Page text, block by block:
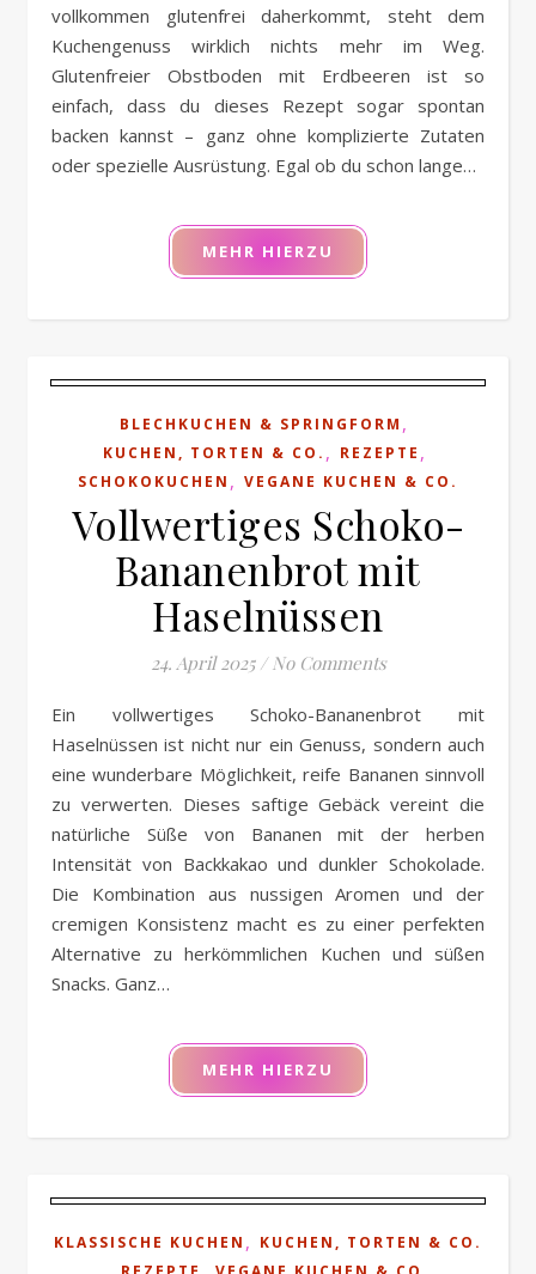
vollkommen glutenfrei daherkommt, steht dem
Kuchengenuss wirklich nichts mehr im Weg.
Glutenfreier Obstboden mit Erdbeeren ist so
einfach, dass du dieses Rezept sogar spontan
backen kannst – ganz ohne komplizierte Zutaten
oder spezielle Ausrüstung. Egal ob du schon lange…
MEHR HIERZU
BLECHKUCHEN & SPRINGFORM ,
KUCHEN, TORTEN & CO. , REZEPTE ,
SCHOKOKUCHEN , VEGANE KUCHEN & CO.
Vollwertiges Schoko-
Bananenbrot mit
Haselnüssen
24. April 2025 / No Comments
Ein vollwertiges Schoko-Bananenbrot mit
Haselnüssen ist nicht nur ein Genuss, sondern auch
eine wunderbare Möglichkeit, reife Bananen sinnvoll
zu verwerten. Dieses saftige Gebäck vereint die
natürliche Süße von Bananen mit der herben
Intensität von Backkakao und dunkler Schokolade.
Die Kombination aus nussigen Aromen und der
cremigen Konsistenz macht es zu einer perfekten
Alternative zu herkömmlichen Kuchen und süßen
Snacks. Ganz…
MEHR HIERZU
KLASSISCHE KUCHEN , KUCHEN, TORTEN & CO.